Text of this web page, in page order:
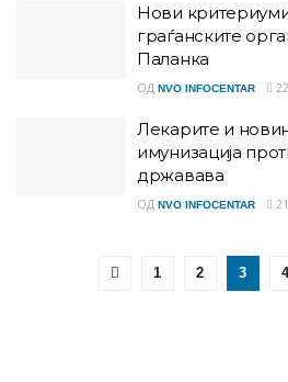
Нови
граѓанските
Паланка
ОД NVO INFOCENTAR
Лекарите и
имунизација
државава
ОД NVO INFOCENTAR
1 2 3 4